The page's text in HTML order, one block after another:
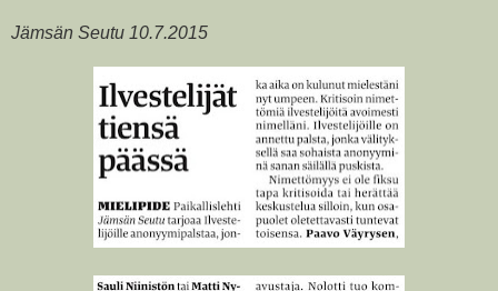
Jämsän Seutu 10.7.2015